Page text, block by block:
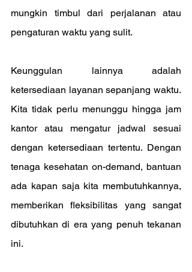
mungkin timbul dari perjalanan atau
pengaturan waktu yang sulit.
Keunggulan lainnya adalah
ketersediaan layanan sepanjang waktu.
Kita tidak perlu menunggu hingga jam
kantor atau mengatur jadwal sesuai
dengan ketersediaan tertentu. Dengan
tenaga kesehatan on-demand, bantuan
ada kapan saja kita membutuhkannya,
memberikan fleksibilitas yang sangat
dibutuhkan di era yang penuh tekanan
ini.